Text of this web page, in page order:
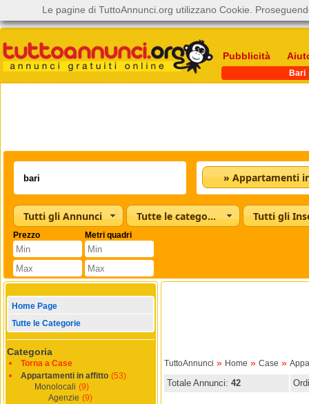
Pubblicità
Bari
Tutti gli Annunci Tutte le categorie Tutti gli
Prezzo Metri quadri
Home Page
Tutte le Categorie
Categoria
Torna a Case
Appartamenti in affitto (53)
Monolocali (9)
Agenzie (9)
TuttoAnnunci » Home » Case »
Totale Annunci: 42
Le pagine di TuttoAnnunci.org utilizzano Cookie.